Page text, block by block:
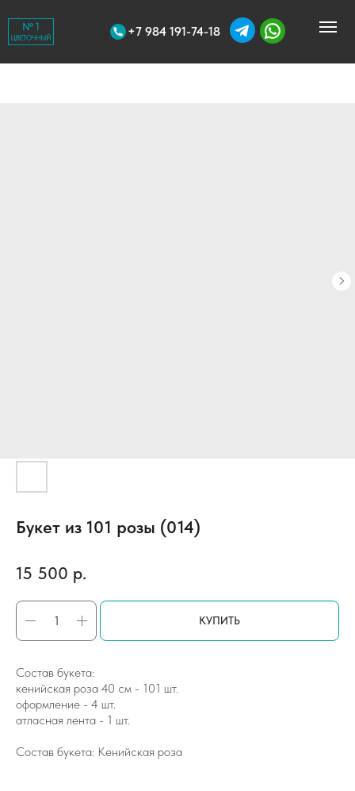
+7 984 191-74-18
Букет из 101 розы (014)
15 500 р.
КУПИТЬ
Состав букета:
кенийская роза 40 см - 101 шт.
оформление - 4 шт.
атласная лента - 1 шт.
Состав букета: Кенийская роза